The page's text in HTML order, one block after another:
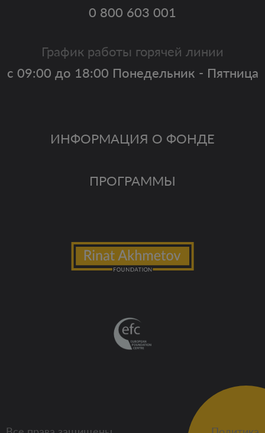
ИНФОРМАЦИЯ О ФОНДЕ
ПРОГРАММЫ
0 800 603 001
График работы горячей линии
с 09:00 до 18:00 Понедельник - Пятница